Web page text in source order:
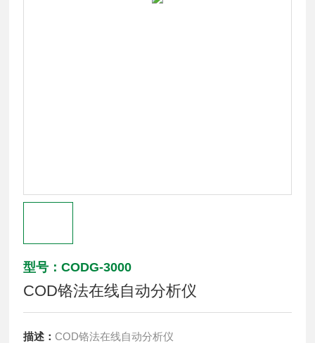
型号：CODG-3000
COD铬法在线自动分析仪
描述：COD铬法在线自动分析仪